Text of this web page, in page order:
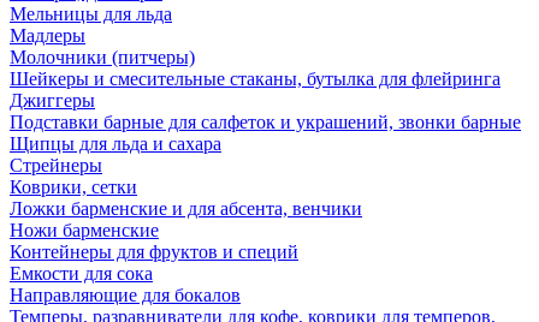
Мельницы для льда
Мадлеры
Молочники (питчеры)
Шейкеры и смесительные стаканы, бутылка для флейринга
Джиггеры
Подставки барные для салфеток и украшений, звонки барные
Щипцы для льда и сахара
Стрейнеры
Коврики, сетки
Ложки барменские и для абсента, венчики
Ножи барменские
Контейнеры для фруктов и специй
Емкости для сока
Направляющие для бокалов
Темперы, разравниватели для кофе, коврики для темперов,